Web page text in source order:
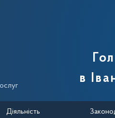
Державної
в
Діяльність